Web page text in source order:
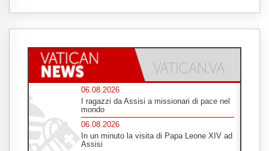
06.08.2026
I ragazzi da Assisi a missionari di pace nel
mondo
06.08.2026
In un minuto la visita di Papa Leone XIV ad
Assisi